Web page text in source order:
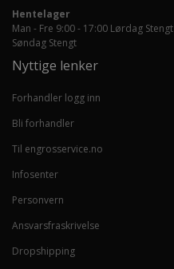
Hentelager
Man - Fre 9:00 - 17:00 Lørdag Stengt
Søndag Stengt
Nyttige lenker
Forhandler logg inn
Bli forhandler
Til engrosservice.no
Infosenter
Personvern
Ansvarsfraskrivelse
Dropshipping